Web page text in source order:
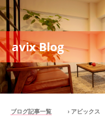
avix Blog
ブログ記事一覧 › アビックス